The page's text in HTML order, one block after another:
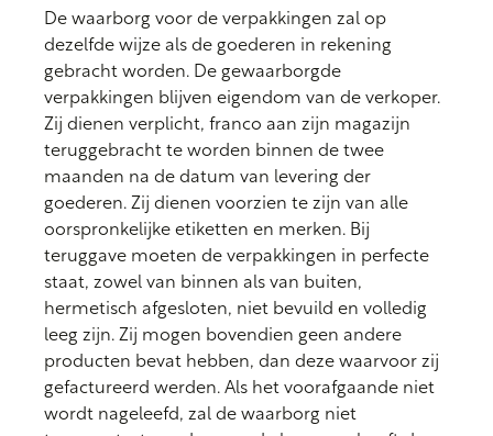
De waarborg voor de verpakkingen zal op
dezelfde wijze als de goederen in rekening
gebracht worden. De gewaarborgde
verpakkingen blijven eigendom van de verkoper.
Zij dienen verplicht, franco aan zijn magazijn
teruggebracht te worden binnen de twee
maanden na de datum van levering der
goederen. Zij dienen voorzien te zijn van alle
oorspronkelijke etiketten en merken. Bij
teruggave moeten de verpakkingen in perfecte
staat, zowel van binnen als van buiten,
hermetisch afgesloten, niet bevuild en volledig
leeg zijn. Zij mogen bovendien geen andere
producten bevat hebben, dan deze waarvoor zij
gefactureerd werden. Als het voorafgaande niet
wordt nageleefd, zal de waarborg niet